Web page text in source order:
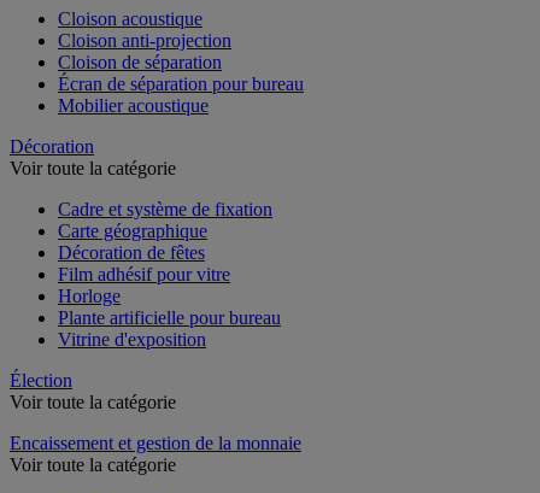
Cloison acoustique
Cloison anti-projection
Cloison de séparation
Écran de séparation pour bureau
Mobilier acoustique
Décoration
Voir toute la catégorie
Cadre et système de fixation
Carte géographique
Décoration de fêtes
Film adhésif pour vitre
Horloge
Plante artificielle pour bureau
Vitrine d'exposition
Élection
Voir toute la catégorie
Encaissement et gestion de la monnaie
Voir toute la catégorie